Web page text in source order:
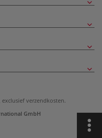
exclusief verzendkosten.
GmbH